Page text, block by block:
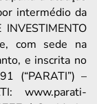
intermédio da
com sede na
e inscrita no
(“PARATI”) –
www.parati-